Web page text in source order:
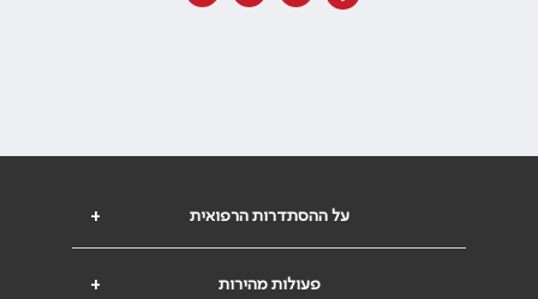
+ על ההסתדרות הרפואית
+ פעולות מהירות